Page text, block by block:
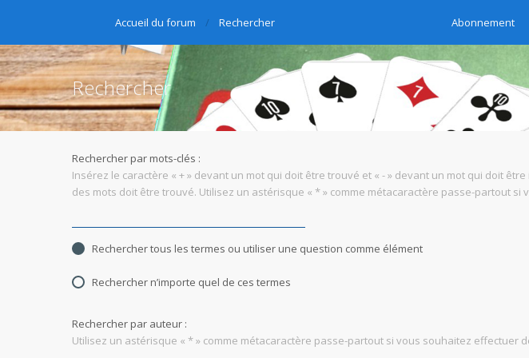
Abonnement
Accueil du forum Rechercher
Rechercher
Rechercher par mots-clés :
Insérez le caractère « + » devant un mot qui doit être trouvé et « - » devant un mot qui doit
des mots doit être trouvé. Utilisez un astérisque « * » comme métacaractère passe-partout
Rechercher tous les termes ou utiliser une question comme élément
Rechercher n’importe quel de ces termes
Rechercher par auteur :
Utilisez un astérisque « * » comme métacaractère passe-partout si vous souhaitez effectuer